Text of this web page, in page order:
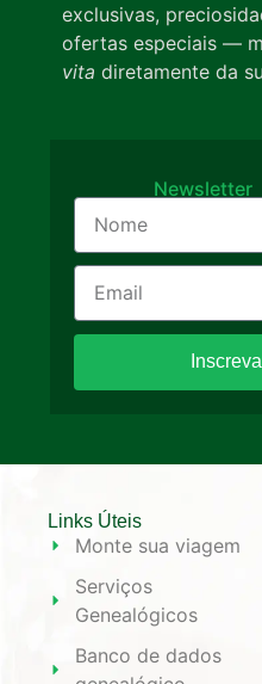
exclusivas,
ofertas especiais —
vita diretamente da
Newsletter
Links Úteis
Monte sua viagem
Serviços
Genealógicos
Banco de dados